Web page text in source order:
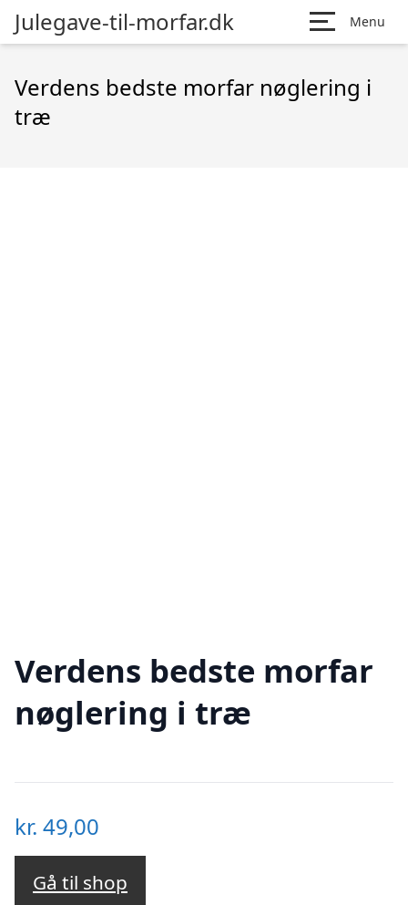
Julegave-til-morfar.dk Menu
Verdens bedste morfar nøglering i
træ
Verdens bedste morfar
nøglering i træ
kr. 49,00
Gå til shop